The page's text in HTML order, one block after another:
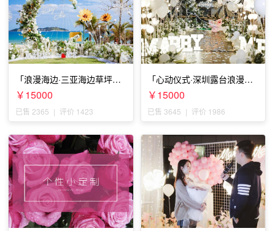
「浪漫海边·三亚海边草坪浪
漫求婚」
￥15000
已售 2365 | 评价 1423
「心动仪式·深圳露台浪漫求
婚」
￥15000
已售 3645 | 评价 1986